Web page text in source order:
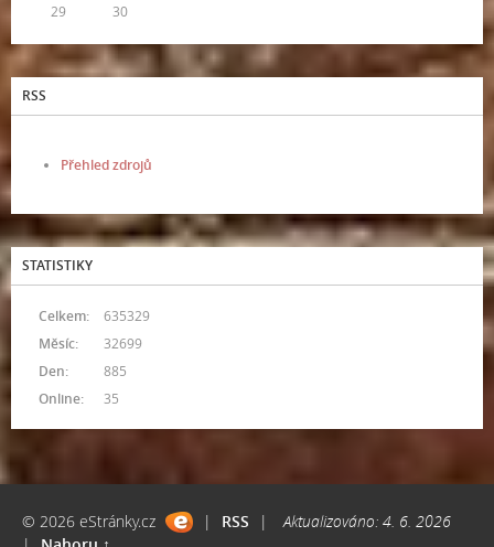
29
30
RSS
Přehled zdrojů
STATISTIKY
Online: 35
Celkem:
635329
Měsíc:
32699
Den:
885
© 2026 eStránky.cz | RSS |
Aktualizováno: 4. 6. 2026